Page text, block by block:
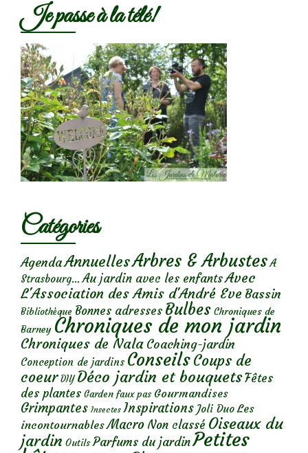
Je passe à la télé!
Catégories
AgendaAnnuellesArbres & Arbustes A
Strasbourg... Au jardin avec les enfantsAvec
L'Association des Amis d'André Eve Bassin
Bibliothèque Bonnes adresses Bulbes Chroniques de
Barney Chroniques de mon jardin
Chroniques de Nala Coaching-jardin
Conception de jardins ConseilsCoups de
coeur DIY Déco jardin et bouquetsFêtes
des plantes Garden faux pas Gourmandises
Grimpantes Insectes Inspirations Joli Duo Les
incontournables Macro Non classé Oiseaux du
jardin Outils Parfums du jardinPetites